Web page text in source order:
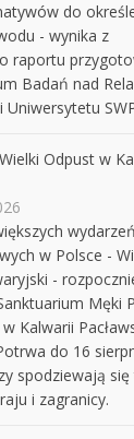
do
- wynika z
raportu
Badań nad
Uniwersytetu
Odpust w
wydarzeń
w Polsce -
-
Męki
Kalwarii
do 16
spodziewają się
i zagranicy.